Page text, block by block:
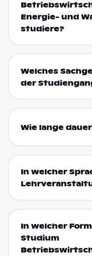
Energie- und
studiere?
Welches
der
Wie lange
In welcher
In welcher
Studium